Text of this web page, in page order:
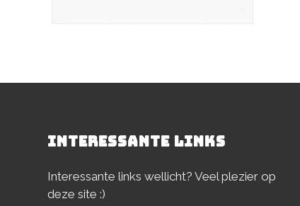
INTERESSANTE LINKS
Interessante links wellicht? Veel plezier op
deze site :)